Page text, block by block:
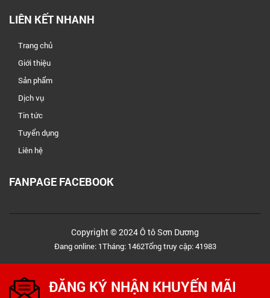
LIÊN KẾT NHANH
Trang chủ
Giới thiệu
Sản phẩm
Dịch vụ
Tin tức
Tuyển dụng
Liên hệ
FANPAGE FACEBOOK
Copyright © 2024 Ô tô Sơn Dương
Đang online: 1Tháng: 1462Tổng truy cập: 41983
ĐĂNG KÝ NHẬN KHUYẾN MÃI